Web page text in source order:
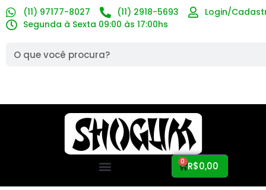
(11) 97177-8027 (11) 2918-5693
Login/
Segunda à Sexta 09:00 às 17:00hs
R$0,00
0